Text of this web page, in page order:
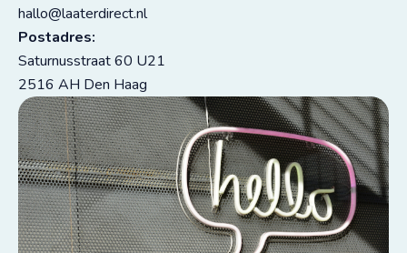
hallo@laaterdirect.nl
Postadres:
Saturnusstraat 60 U21
2516 AH Den Haag